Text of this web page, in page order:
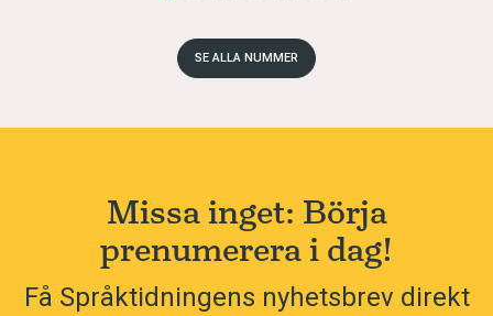
SE ALLA NUMMER
Missa inget: Börja
prenumerera i dag!
Få Språktidningens nyhetsbrev direkt